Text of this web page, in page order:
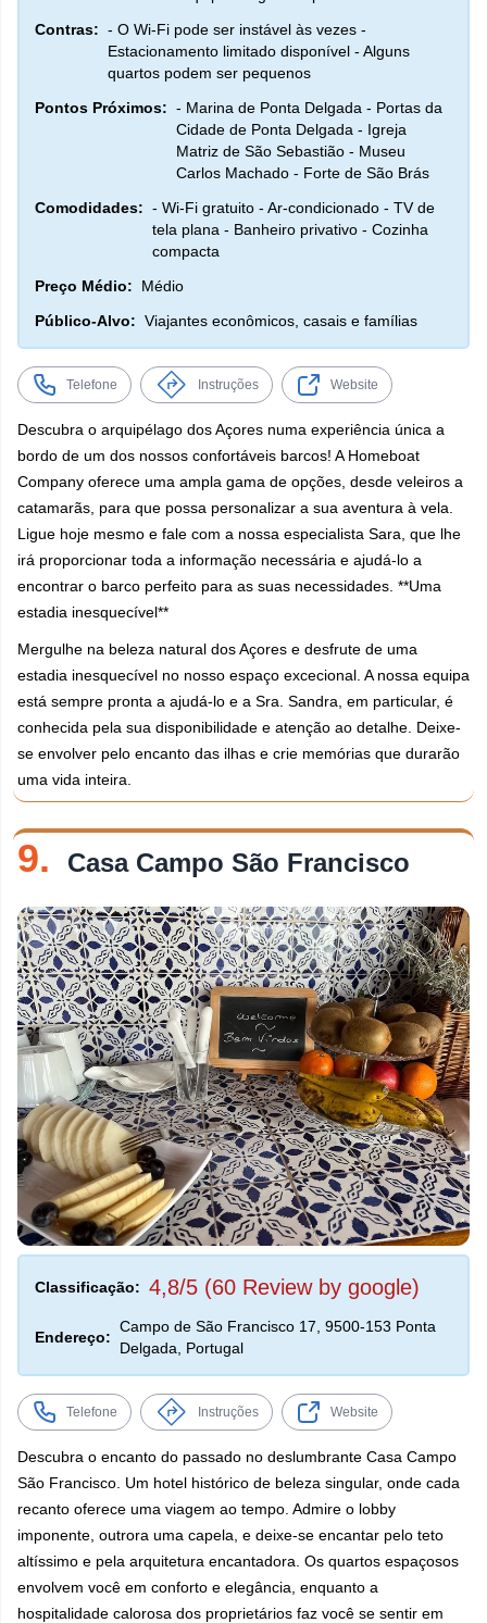
Contras: - O Wi-Fi pode ser instável às vezes -
Estacionamento limitado disponível - Alguns
quartos podem ser pequenos
Pontos Próximos: - Marina de Ponta Delgada - Portas da
Cidade de Ponta Delgada - Igreja
Matriz de São Sebastião - Museu
Carlos Machado - Forte de São Brás
Comodidades: - Wi-Fi gratuito - Ar-condicionado - TV de
tela plana - Banheiro privativo - Cozinha
compacta
Preço Médio:
Médio
Público-Alvo: Viajantes econômicos, casais e famílias
Telefone Instruções Website
Descubra o arquipélago dos Açores numa experiência única a
bordo de um dos nossos confortáveis barcos! A Homeboat
Company oferece uma ampla gama de opções, desde veleiros a
catamarãs, para que possa personalizar a sua aventura à vela.
Ligue hoje mesmo e fale com a nossa especialista Sara, que lhe
irá proporcionar toda a informação necessária e ajudá-lo a
encontrar o barco perfeito para as suas necessidades. **Uma
estadia inesquecível**
Mergulhe na beleza natural dos Açores e desfrute de uma
estadia inesquecível no nosso espaço excecional. A nossa equipa
está sempre pronta a ajudá-lo e a Sra. Sandra, em particular, é
conhecida pela sua disponibilidade e atenção ao detalhe. Deixe-
se envolver pelo encanto das ilhas e crie memórias que durarão
uma vida inteira.
9. Casa Campo São Francisco
Classificação: 4,8/5 (60 Review by google)
Endereço:
Campo de São Francisco 17, 9500-153 Ponta
Delgada, Portugal
Telefone Instruções Website
Descubra o encanto do passado no deslumbrante Casa Campo
São Francisco. Um hotel histórico de beleza singular, onde cada
recanto oferece uma viagem ao tempo. Admire o lobby
imponente, outrora uma capela, e deixe-se encantar pelo teto
altíssimo e pela arquitetura encantadora. Os quartos espaçosos
envolvem você em conforto e elegância, enquanto a
hospitalidade calorosa dos proprietários faz você se sentir em